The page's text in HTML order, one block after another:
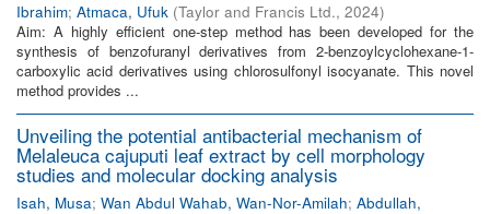
Ibrahim; Atmaca, Ufuk (Taylor and Francis Ltd., 2024)
Aim: A highly efficient one-step method has been developed for the
synthesis of benzofuranyl derivatives from 2-benzoylcyclohexane-1-
carboxylic acid derivatives using chlorosulfonyl isocyanate. This novel
method provides ...
Unveiling the potential antibacterial mechanism of
Melaleuca cajuputi leaf extract by cell morphology
studies and molecular docking analysis
Isah, Musa; Wan Abdul Wahab, Wan-Nor-Amilah; Abdullah,